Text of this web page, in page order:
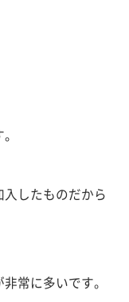
入したものだから
常に多いです。